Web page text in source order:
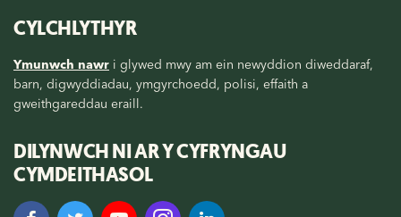
CYLCHLYTHYR
Ymunwch nawr i glywed mwy am ein newyddion diweddaraf,
barn, digwyddiadau, ymgyrchoedd, polisi, effaith a
gweithgareddau eraill.
DILYNWCH NI AR Y CYFRYNGAU
CYMDEITHASOL